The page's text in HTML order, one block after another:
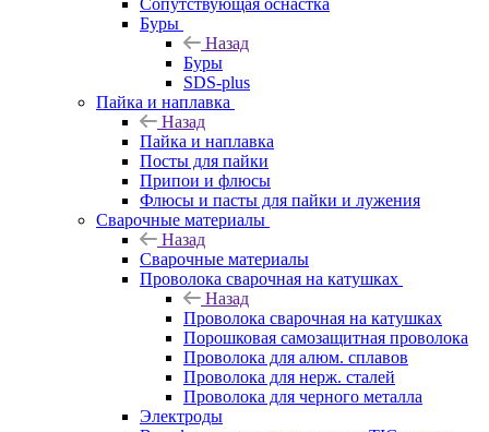
Сопутствующая оснастка
Буры
Назад
Буры
SDS-plus
Пайка и наплавка
Назад
Пайка и наплавка
Посты для пайки
Припои и флюсы
Флюсы и пасты для пайки и лужения
Сварочные материалы
Назад
Сварочные материалы
Проволока сварочная на катушках
Назад
Проволока сварочная на катушках
Порошковая самозащитная проволока
Проволока для алюм. сплавов
Проволока для нерж. сталей
Проволока для черного металла
Электроды